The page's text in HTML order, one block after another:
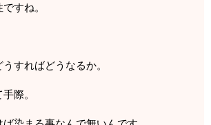
すね。
すればどうなるか。
際。